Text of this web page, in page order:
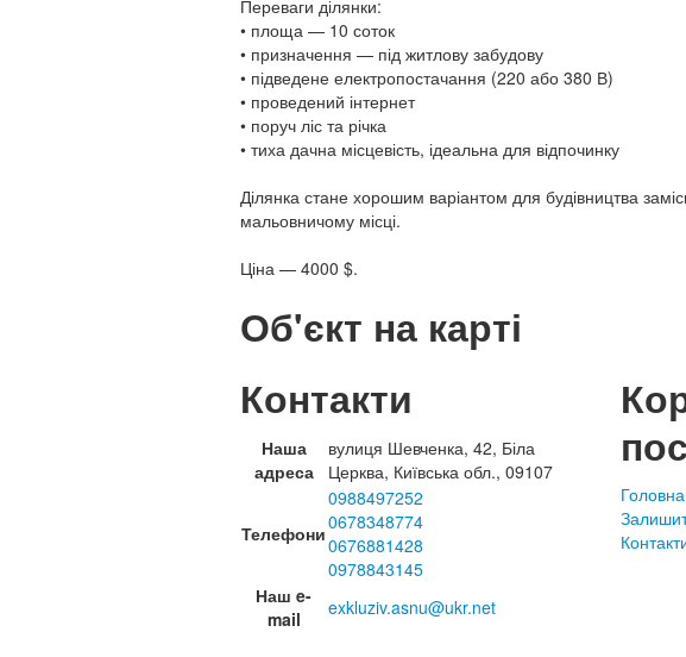
Переваги ділянки:
• площа — 10 соток
• призначення — під житлову забудову
• підведене електропостачання (220 або 380 В)
• проведений інтернет
• поруч ліс та річка
• тиха дачна місцевість, ідеальна для відпочинку
Ділянка стане хорошим варіантом для будівництва
мальовничому місці.
Ціна — 4000 $.
Об'єкт на карті
Контакти
Наша
адреса
вулиця Шевченка, 42, Біла
Церква, Київська обл., 09107
Телефони
0988497252
0678348774
0676881428
0978843145
Наш e-
mail
exkluziv.asnu@ukr.net
Головна